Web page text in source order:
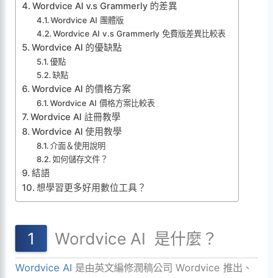
Wordvice AI v.s Grammerly 的差異
Wordvice AI 團體版
Wordvice AI v.s Grammerly 免費版差異比較表
Wordvice AI 的優缺點
優點
缺點
Wordvice AI 的價格方案
Wordvice AI 價格方案比較表
Wordvice AI 註冊教學
Wordvice AI 使用教學
介面＆使用說明
如何儲存文件？
結語
想學習更多好用數位工具？
Wordvice AI 是什麼？
Wordvice AI 是由英文編修潤稿公司 Wordvice 推出、